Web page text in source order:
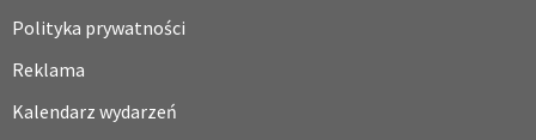
Polityka prywatności
Reklama
Kalendarz wydarzeń